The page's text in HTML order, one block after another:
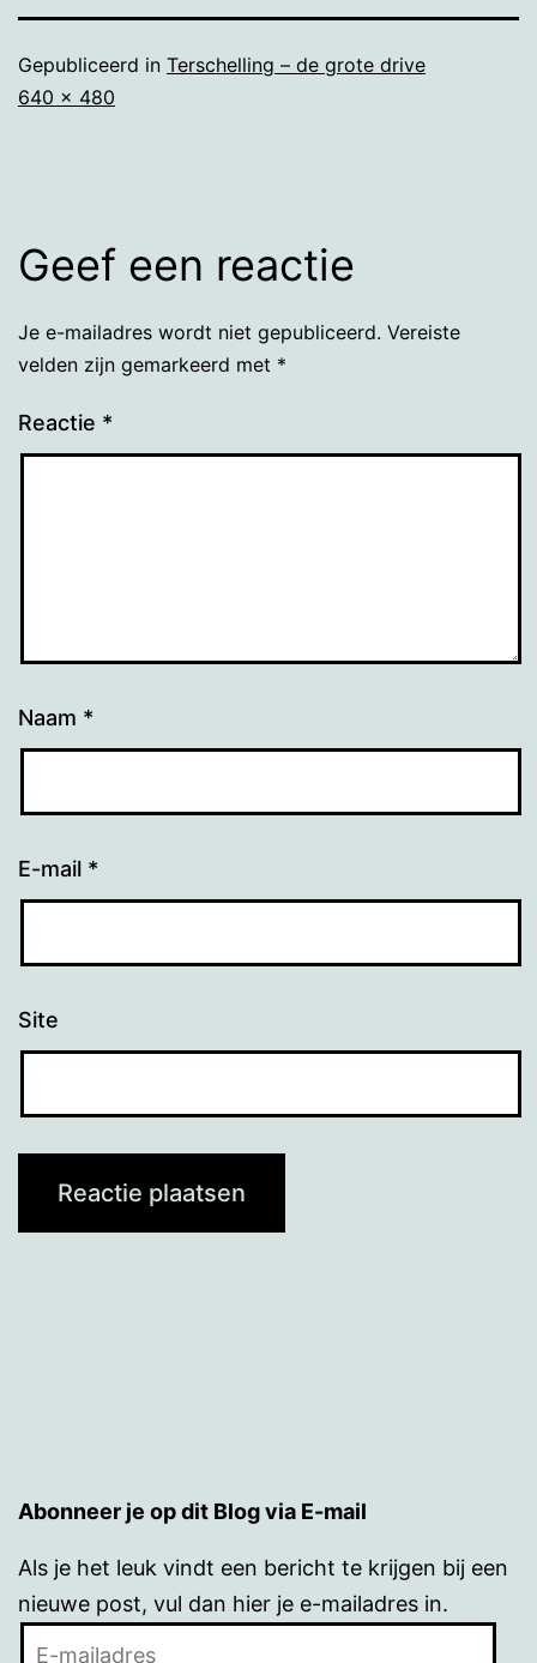
Gepubliceerd in Terschelling – de grote drive
Volledige
640 × 480
Geef een reactie
Je e-mailadres wordt niet gepubliceerd. Vereiste
velden zijn gemarkeerd met *
Reactie *
Naam *
E-mail *
Site
Abonneer je op dit Blog via E-mail
Als je het leuk vindt een bericht te krijgen bij een
nieuwe post, vul dan hier je e-mailadres in.